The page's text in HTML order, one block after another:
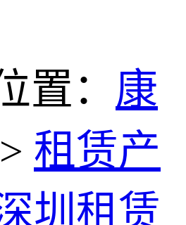
置： 康
> 租赁产
圳租赁